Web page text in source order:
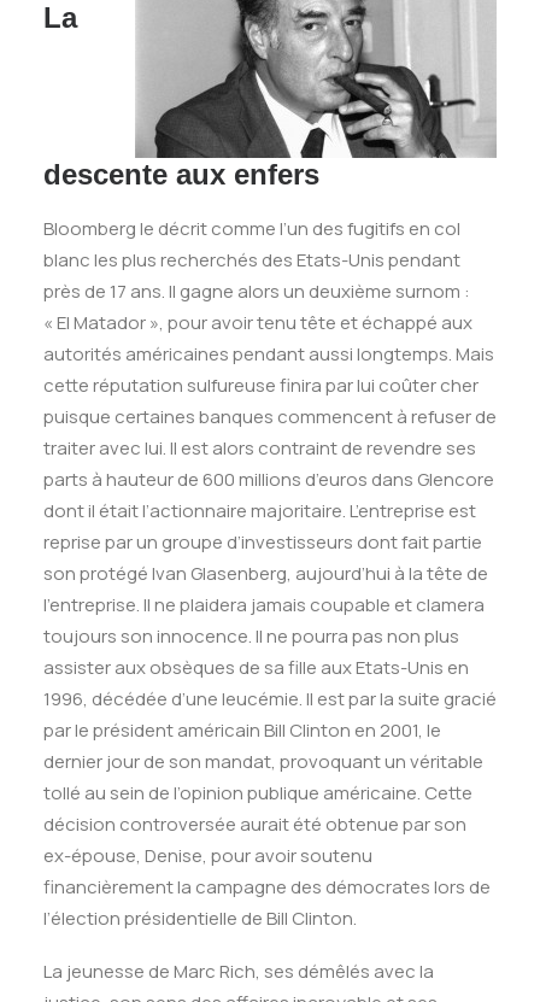
La
descente aux enfers
Bloomberg le décrit comme l’un des fugitifs en col
blanc les plus recherchés des Etats-Unis pendant
près de 17 ans. Il gagne alors un deuxième surnom :
« El Matador », pour avoir tenu tête et échappé aux
autorités américaines pendant aussi longtemps. Mais
cette réputation sulfureuse finira par lui coûter cher
puisque certaines banques commencent à refuser de
traiter avec lui. Il est alors contraint de revendre ses
parts à hauteur de 600 millions d’euros dans Glencore
dont il était l’actionnaire majoritaire. L’entreprise est
reprise par un groupe d’investisseurs dont fait partie
son protégé Ivan Glasenberg, aujourd’hui à la tête de
l’entreprise. Il ne plaidera jamais coupable et clamera
toujours son innocence. Il ne pourra pas non plus
assister aux obsèques de sa fille aux Etats-Unis en
1996, décédée d’une leucémie. Il est par la suite gracié
par le président américain Bill Clinton en 2001, le
dernier jour de son mandat, provoquant un véritable
tollé au sein de l’opinion publique américaine. Cette
décision controversée aurait été obtenue par son
ex-épouse, Denise, pour avoir soutenu
financièrement la campagne des démocrates lors de
l’élection présidentielle de Bill Clinton.
La jeunesse de Marc Rich, ses démêlés avec la